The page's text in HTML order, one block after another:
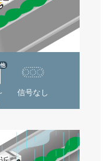
他
信号なし